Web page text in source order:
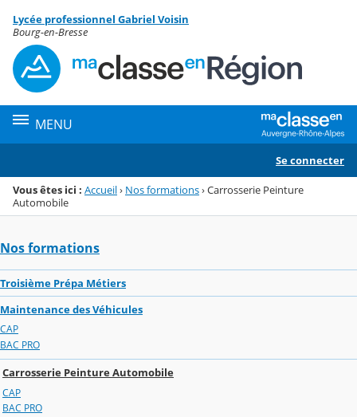
Menu de la rubrique
Contenu
Lycée professionnel Gabriel Voisin
Bourg-en-Bresse
MENU
Se connecter
Vous êtes ici : Accueil› Nos formations›Carrosserie Peinture
Automobile
Nos formations
Troisième Prépa Métiers
Maintenance des Véhicules
CAP
BAC PRO
Carrosserie Peinture Automobile
CAP
BAC PRO